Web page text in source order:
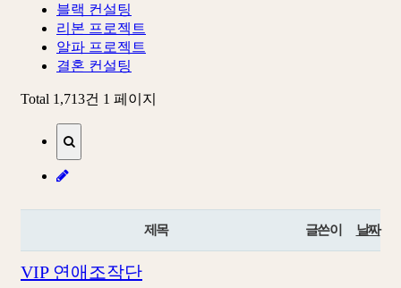
블랙 컨설팅
리본 프로젝트
알파 프로젝트
결혼 컨설팅
Total 1,713건 1 페이지
제목 글쓴이 날짜
VIP 연애조작단